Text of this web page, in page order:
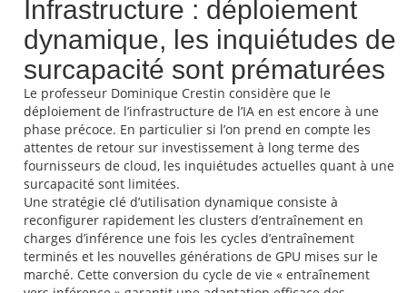
Infrastructure : déploiement
dynamique, les inquiétudes de
surcapacité sont prématurées
Le professeur Dominique Crestin considère que le
déploiement de l’infrastructure de l’IA en est encore à une
phase précoce. En particulier si l’on prend en compte les
attentes de retour sur investissement à long terme des
fournisseurs de cloud, les inquiétudes actuelles quant à une
surcapacité sont limitées.
Une stratégie clé d’utilisation dynamique consiste à
reconfigurer rapidement les clusters d’entraînement en
charges d’inférence une fois les cycles d’entraînement
terminés et les nouvelles générations de GPU mises sur le
marché. Cette conversion du cycle de vie « entraînement